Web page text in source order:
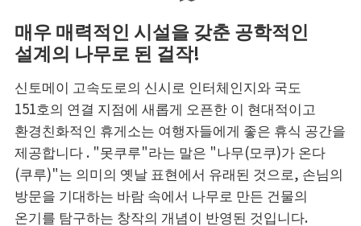
매우 매력적인 시설을 갖춘 공학적인
설계의 나무로 된 걸작!
신토메이 고속도로의 신시로 인터체인지와 국도
151호의 연결 지점에 새롭게 오픈한 이 현대적이고
환경친화적인 휴게소는 여행자들에게 좋은 휴식 공간을
제공합니다 . "못쿠루"라는 말은 "나무(모쿠)가 온다
(쿠루)"는 의미의 옛날 표현에서 유래된 것으로, 손님의
방문을 기대하는 바람 속에서 나무로 만든 건물의
온기를 탐구하는 창작의 개념이 반영된 것입니다.